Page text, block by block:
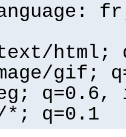
html;
gif;
q=0.6,
q=0.1